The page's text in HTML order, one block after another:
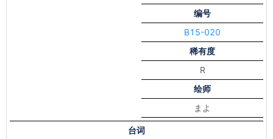
编号
B15-020
稀有度
R
绘师
まよ
台词